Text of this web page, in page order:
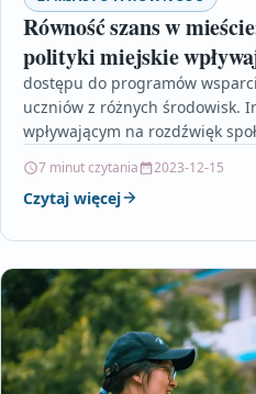
Równość szans w
polityki miejskie
społeczny
dostępu do programów
uczniów z różnych środowisk.
wpływającym na rozdźwięk
7 minut czytania 2023-12-15
Czytaj więcej